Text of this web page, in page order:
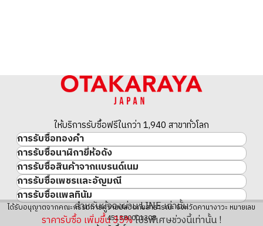
สำหรับผู้จองผ่าน LINE เท่านั้น
ราคารับซื้อ เพิ่มขึ้น35%โปรพิเศษช่วงนี้เท่านั้น !
ให้บริการรับซื้อฟรีในกว่า 1,940 สาขาทั่วโลก
การรับซื้อทองคำ
ทองคำ
ทองคำแท่ง
เหรียญทองคำ/เหรียญเงิน
ประวัติราคาทองคำ 10 ปี
ทองรูปพรรณ
การรับซื้อนาฬิกายี่ห้อดัง
นาฬิกาแบรนด์เนม
Rolex
Patek Philippe
Audemars Piguet
การรับซื้อสินค้าจากแบรนด์เนม
สินค้าแบรนด์เนม
Cartier
LOUIS VUITTON
การรับซื้อเพชรและอัญมณี
อัญมณี
เพชร
การรับซื้อแพลทินัม
แพลทินัม
ได้รับอนุญาตจากคณะกรรมการความปลอดภัยสาธารณะ จังหวัดคานางาวะ หมายเลข
451380001308